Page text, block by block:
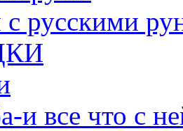
с русскими
и все что с